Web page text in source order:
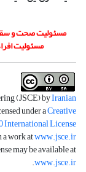
مسئولیت صحت و سقم
مسئولیت
(JSCE) byIranian
under aCreative
License
a work atwww.jsce.ir
may be available at
www.jsce.ir
.